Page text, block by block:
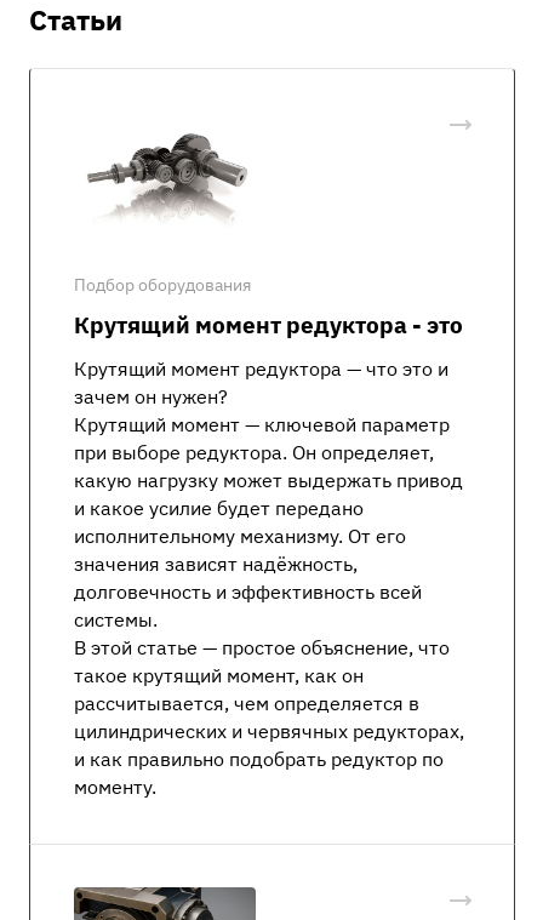
Статьи
Подбор оборудования
Крутящий момент редуктора - это
Крутящий момент редуктора — что это и
зачем он нужен?
Крутящий момент — ключевой параметр
при выборе редуктора. Он определяет,
какую нагрузку может выдержать привод
и какое усилие будет передано
исполнительному механизму. От его
значения зависят надёжность,
долговечность и эффективность всей
системы.
В этой статье — простое объяснение, что
такое крутящий момент, как он
рассчитывается, чем определяется в
цилиндрических и червячных редукторах,
и как правильно подобрать редуктор по
моменту.